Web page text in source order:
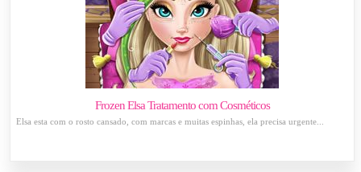
Frozen Elsa Tratamento com Cosméticos
Elsa esta com o rosto cansado, com marcas e muitas espinhas, ela precisa urgente...